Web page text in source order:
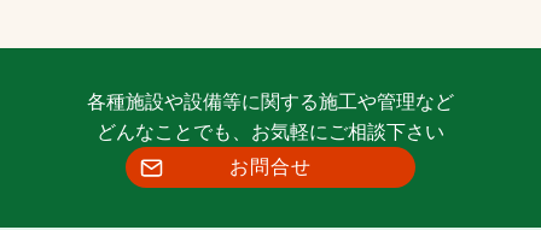
各種施設や設備等に関する施工や管理など
どんなことでも、お気軽にご相談下さい
お問合せ